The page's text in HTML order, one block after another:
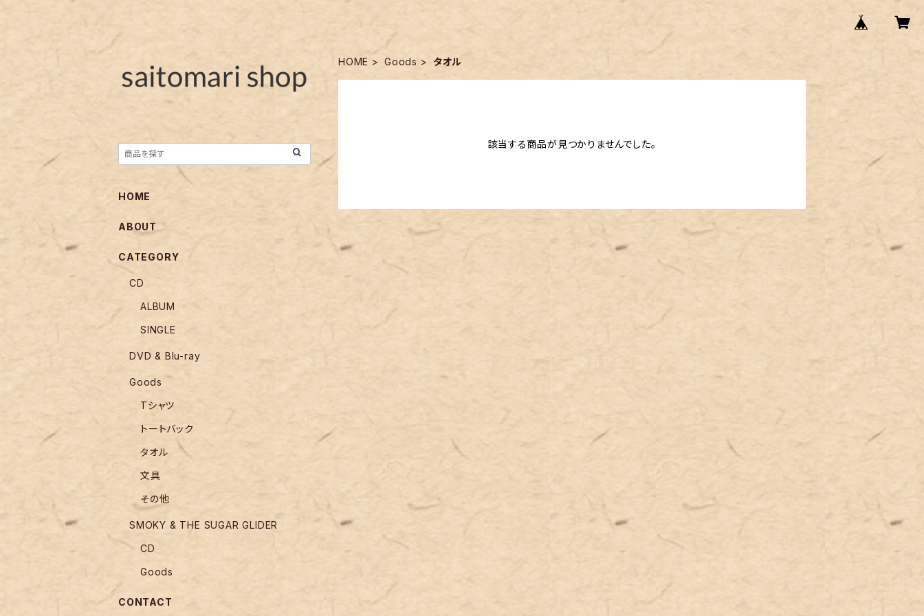
HOME Goods タオル
該当する商品が見つかりませんでした。
HOME
ABOUT
CATEGORY
CD
ALBUM
SINGLE
DVD & Blu-ray
Goods
Tシャツ
トートバック
タオル
文具
その他
SMOKY & THE SUGAR GLIDER
CD
Goods
CONTACT